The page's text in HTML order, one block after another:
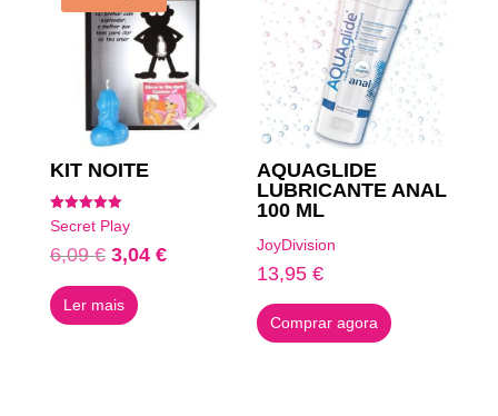
KIT NOITE
Avaliação
5.00
de 5
Secret Play
6,09€ O
preço
original
3,04 €O
Ler mais
AQUAGLIDE
LUBRICANTE ANAL
100 ML
JoyDivision
13,95€
Comprar agora